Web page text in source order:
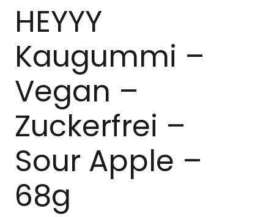
HEYYY
Kaugummi –
Vegan –
Zuckerfrei –
Sour Apple –
68g